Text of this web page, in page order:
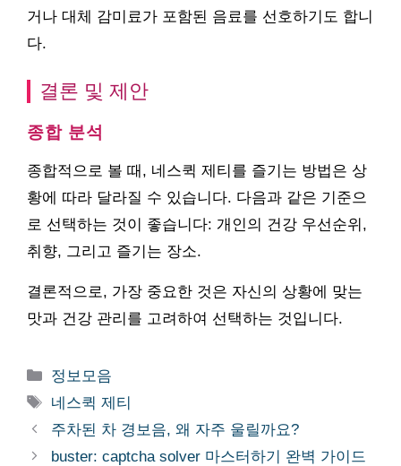
거나 대체 감미료가 포함된 음료를 선호하기도 합니
다.
결론 및 제안
종합 분석
종합적으로 볼 때, 네스퀵 제티를 즐기는 방법은 상
황에 따라 달라질 수 있습니다. 다음과 같은 기준으
로 선택하는 것이 좋습니다: 개인의 건강 우선순위,
취향, 그리고 즐기는 장소.
결론적으로, 가장 중요한 것은 자신의 상황에 맞는
맛과 건강 관리를 고려하여 선택하는 것입니다.
카
테
리
정보모음
태
그
네스퀵 제티
주차된 차 경보음, 왜 자주 울릴까요?
buster: captcha solver 마스터하기 완벽 가이드